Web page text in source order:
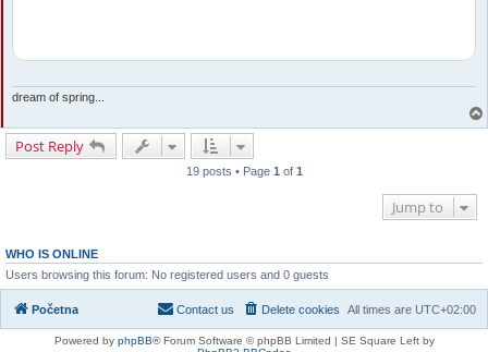
dream of spring...
Post Reply
19 posts • Page 1 of 1
Jump to
WHO IS ONLINE
Users browsing this forum: No registered users and 0 guests
Početna All times are UTC+02:00
Delete cookies
Contact us
Powered by phpBB® Forum Software © phpBB Limited | SE Square Left by